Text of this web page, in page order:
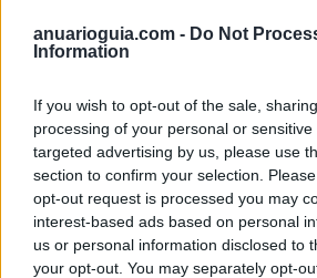
anuarioguia.com - Do Not
Information
If you wish to opt-out of the sale,
processing of your personal or
targeted advertising by us, please use
section to confirm your selection.
opt-out request is processed you may
interest-based ads based on personal
us or personal information disclosed to
your opt-out. You may separately opt-